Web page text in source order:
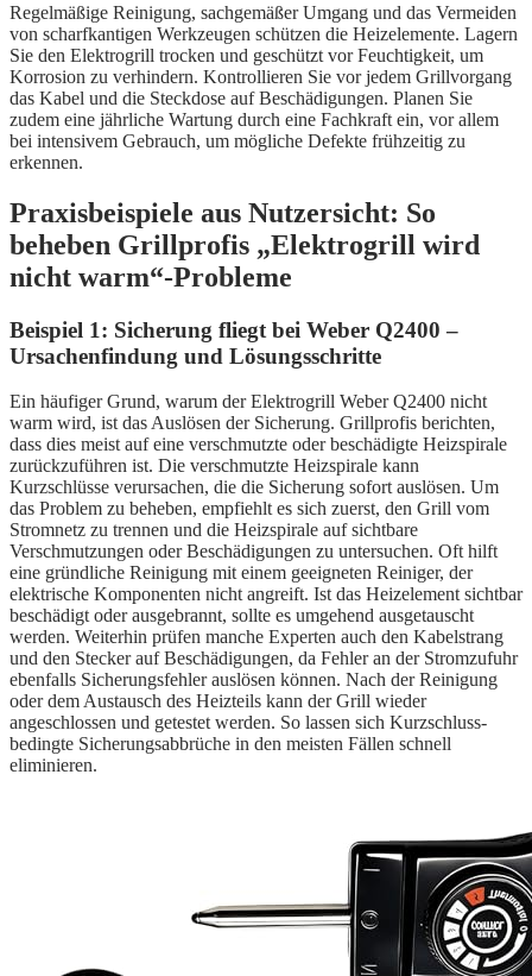
Regelmäßige Reinigung, sachgemäßer Umgang und das Vermeiden
von scharfkantigen Werkzeugen schützen die Heizelemente. Lagern
Sie den Elektrogrill trocken und geschützt vor Feuchtigkeit, um
Korrosion zu verhindern. Kontrollieren Sie vor jedem Grillvorgang
das Kabel und die Steckdose auf Beschädigungen. Planen Sie
zudem eine jährliche Wartung durch eine Fachkraft ein, vor allem
bei intensivem Gebrauch, um mögliche Defekte frühzeitig zu
erkennen.
Praxisbeispiele aus Nutzersicht: So
beheben Grillprofis „Elektrogrill wird
nicht warm“-Probleme
Beispiel 1: Sicherung fliegt bei Weber Q2400 –
Ursachenfindung und Lösungsschritte
Ein häufiger Grund, warum der Elektrogrill Weber Q2400 nicht
warm wird, ist das Auslösen der Sicherung. Grillprofis berichten,
dass dies meist auf eine verschmutzte oder beschädigte Heizspirale
zurückzuführen ist. Die verschmutzte Heizspirale kann
Kurzschlüsse verursachen, die die Sicherung sofort auslösen. Um
das Problem zu beheben, empfiehlt es sich zuerst, den Grill vom
Stromnetz zu trennen und die Heizspirale auf sichtbare
Verschmutzungen oder Beschädigungen zu untersuchen. Oft hilft
eine gründliche Reinigung mit einem geeigneten Reiniger, der
elektrische Komponenten nicht angreift. Ist das Heizelement sichtbar
beschädigt oder ausgebrannt, sollte es umgehend ausgetauscht
werden. Weiterhin prüfen manche Experten auch den Kabelstrang
und den Stecker auf Beschädigungen, da Fehler an der Stromzufuhr
ebenfalls Sicherungsfehler auslösen können. Nach der Reinigung
oder dem Austausch des Heizteils kann der Grill wieder
angeschlossen und getestet werden. So lassen sich Kurzschluss-
bedingte Sicherungsabbrüche in den meisten Fällen schnell
eliminieren.